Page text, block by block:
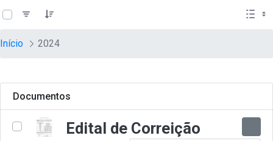
Pular para o Conteúdo principal
teste descricao
Início 2024
Documentos
Edital de Correição